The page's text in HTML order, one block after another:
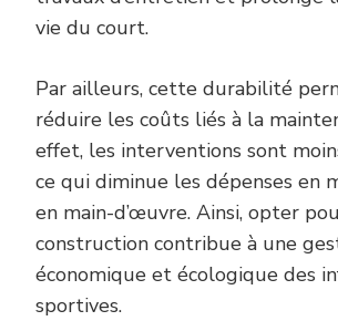
vie du court.
Par ailleurs, cette durabilité
réduire les coûts liés à la
effet, les interventions sont
ce qui diminue les dépenses en
en main-d’œuvre. Ainsi, opter
construction contribue à une
économique et écologique des
sportives.